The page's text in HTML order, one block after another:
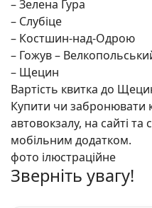
– Зелена Гура
– Слубіце
– Костшин-над-Одрою
– Гожув –
– Щецин
Вартість квитка до
Купити чи забронювати
автовокзалу, на сайті
мобільним додатком.
фото ілюстраційне
Зверніть увагу!